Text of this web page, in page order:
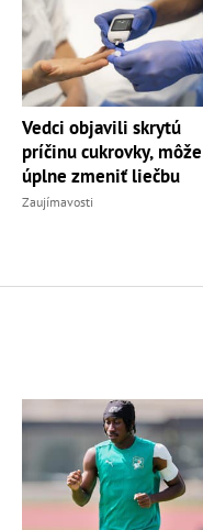
Vedci objavili skrytú
príčinu cukrovky,
úplne zmeniť liečbu
Zaujímavosti